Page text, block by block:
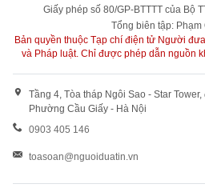
Giấy phép số 80/GP-BTTTT của Bộ
Tổng biên tập: Phạm
Bản quyền thuộc Tạp chí điện tử Người
và Pháp luật. Chỉ được phép dẫn nguồn
Tầng 4, Tòa tháp Ngôi Sao - Star
Phường Cầu Giấy - Hà Nội
0903 405 146
toasoan@nguoiduatin.vn